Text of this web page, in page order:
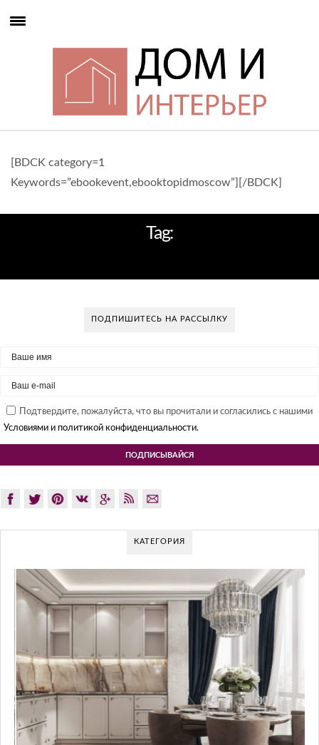
[BDCK category=1
Keywords=”ebookevent,ebooktopidmoscow”][/BDCK]
Tag:
ПОДПИШИТЕСЬ НА РАССЫЛКУ
Подтвердите, пожалуйста, что вы прочитали и согласились с нашими
Условиями и политикой конфиденциальности.
КАТЕГОРИЯ